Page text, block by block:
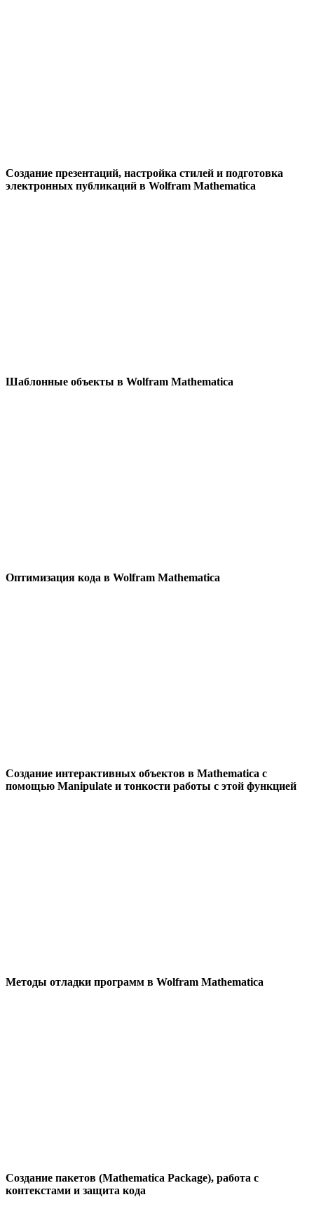
Создание презентаций, настройка стилей и подготовка
электронных публикаций в Wolfram Mathematica
Шаблонные объекты в Wolfram Mathematica
Оптимизация кода в Wolfram Mathematica
Создание интерактивных объектов в Mathematica с
помощью Manipulate и тонкости работы с этой функцией
Методы отладки программ в Wolfram Mathematica
Создание пакетов (Mathematica Package), работа с
контекстами и защита кода